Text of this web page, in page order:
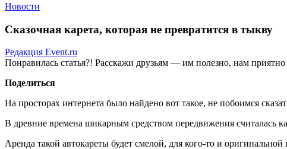
Новости
Сказочная карета, которая не превратится в тыкву
Редакция Event.ru
Понравилась статья?! Расскажи друзьям — им полезно, нам приятно
Поделиться
На просторах интернета было найдено вот такое, не побоимся
В древние времена шикарным средством передвижения считалась
Аренда такой автокареты будет смелой, для кого-то и